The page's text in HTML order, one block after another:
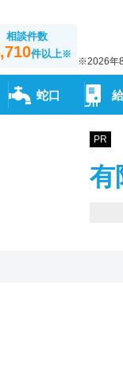
相談件数
件以上※
※2026年
蛇口
PR
有